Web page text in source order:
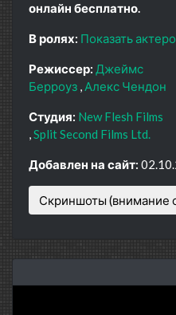
онлайн бесплатно.
В ролях: Показать
Режиссер: Джеймс
Берроуз Алекс Чендон
Студия: New Flesh Films
Split Second Films Ltd.
Добавлен на сайт:
Скриншоты (внимание